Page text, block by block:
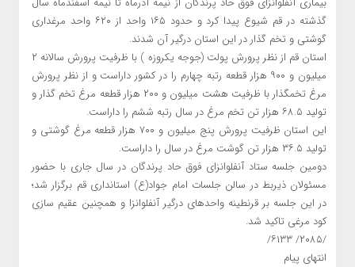
گذشته در قم شیوع پیدا کرد و حدود ۱۶۵ واحد از ۶۲۰ واحد مرغداری
گوشتی و تخم گذار در این استان درگیر آن شدند.
استان قم از نظر پرورش پولت (جوجه یکروزه ) با ظرفیت پرورش سالانه ۲
میلیون و ۹۰۰ هزار قطعه رتبه چهارم را در کشور داراست و از نظر پرورش
مرغ تخمگذار با ظرفیت هشت میلیون و ۲۰۰ هزار قطعه مرغ تخم گذار و
تولید ۶۸.۵ هزار تن تخم مرغ در سال رتبه ششم را داراست.
این استان ظرفیت پرورش پنج میلیون و ۷۰۰ هزار قطعه مرغ گوشتی و
تولید ۳۶.۵ هزار تن گوشت مرغ در سال را داراست.
دومین جلسه ستاد آنفلوانزای فوق حاد پرندگان در سال جاری با حضور
مسئولان ذیربط در سالن جلسات امام جواد(ع) استانداری قم برگزار شد؛
در این جلسه بر قرنطینه واحدهای درگیر آنفلوانزا و همچنین عقیم سازی
کود مرغی تاکید شد.
/۲۰۸۵/ ۶۱۳۳/
انتهای پیام